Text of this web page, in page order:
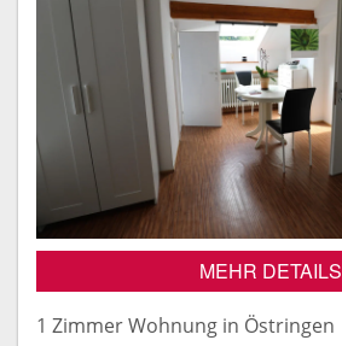
MEHR DETAILS
1 Zimmer Wohnung in Östringen